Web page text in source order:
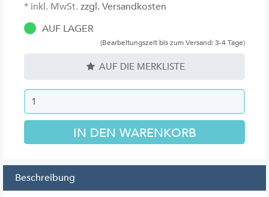
* inkl. MwSt. zzgl. Versandkosten
AUF LAGER
(Bearbeitungszeit bis zum Versand: 3-4 Tage)
AUF DIE MERKLISTE
Beschreibung